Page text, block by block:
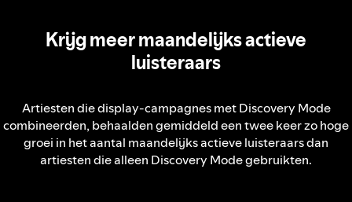
Krijg meer maandelijks actieve
luisteraars
Artiesten die display-campagnes met Discovery Mode
combineerden, behaalden gemiddeld een twee keer zo hoge
groei in het aantal maandelijks actieve luisteraars dan
artiesten die alleen Discovery Mode gebruikten.